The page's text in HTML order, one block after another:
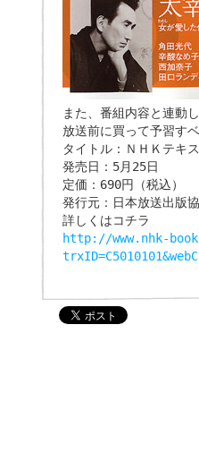
また、番組内容と連動
放送前に買って予習すベ
タイトル：ＮＨＫテキ
発売日：5月25日
定価：690円（税込）
発行元：日本放送出版
詳しくはコチラ
http://www.nhk-